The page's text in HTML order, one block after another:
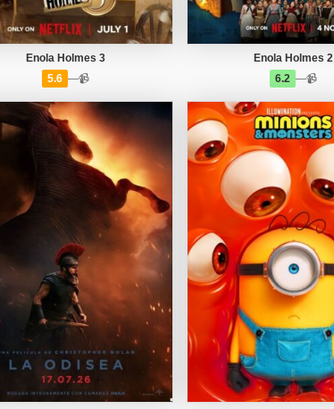
Enola Holmes 3
5.6 —📹
Enola Holmes 2
6.2 —📹